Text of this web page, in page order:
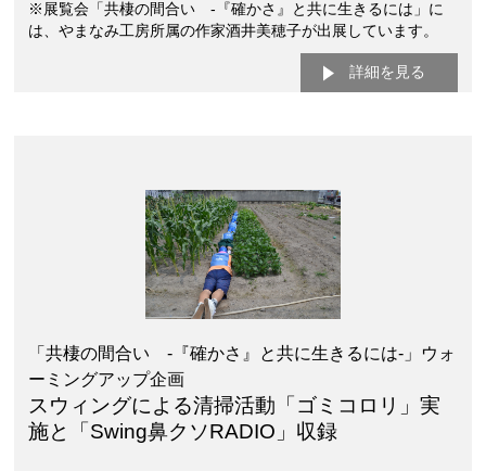
※展覧会「共棲の間合い -『確かさ』と共に生きるには」に
は、やまなみ工房所属の作家酒井美穂子が出展しています。
詳細を見る
「共棲の間合い -『確かさ』と共に生きるには-」ウォ
ーミングアップ企画
スウィングによる清掃活動「ゴミコロリ」実
施と「Swing鼻クソRADIO」収録